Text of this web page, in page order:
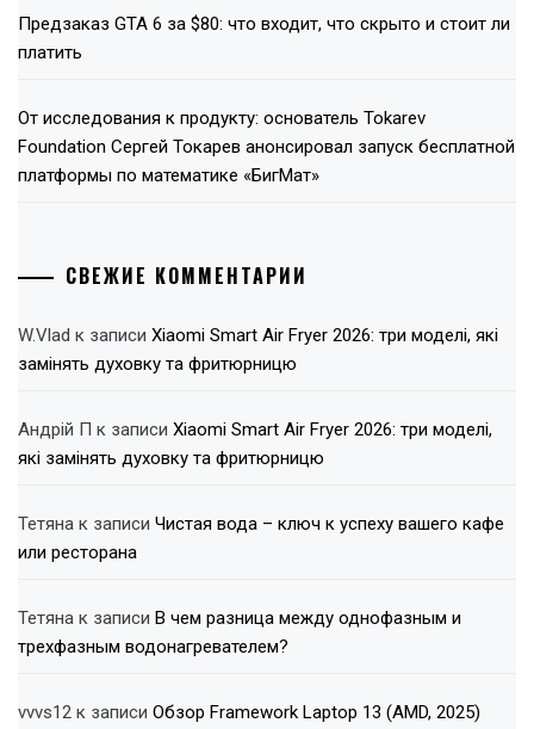
Предзаказ GTA 6 за $80: что входит, что скрыто и стоит ли
платить
От исследования к продукту: основатель Tokarev
Foundation Сергей Токарев анонсировал запуск бесплатной
платформы по математике «БигМат»
СВЕЖИЕ КОММЕНТАРИИ
W.Vlad к записи Xiaomi Smart Air Fryer 2026: три моделі, які
замінять духовку та фритюрницю
Андрій П к записи Xiaomi Smart Air Fryer 2026: три моделі,
які замінять духовку та фритюрницю
Тетяна к записи Чистая вода – ключ к успеху вашего кафе
или ресторана
Тетяна к записи В чем разница между однофазным и
трехфазным водонагревателем?
vvvs12 к записи Обзор Framework Laptop 13 (AMD, 2025)